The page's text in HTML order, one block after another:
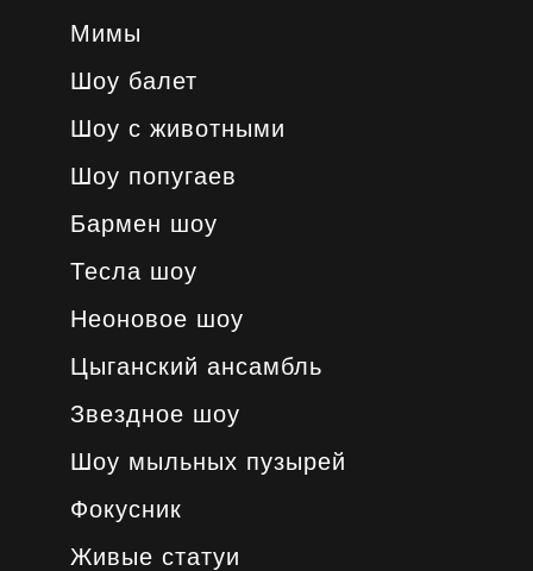
Мимы
Шоу балет
Шоу с животными
Шоу попугаев
Бармен шоу
Тесла шоу
Неоновое шоу
Цыганский ансамбль
Звездное шоу
Шоу мыльных пузырей
Фокусник
Живые статуи